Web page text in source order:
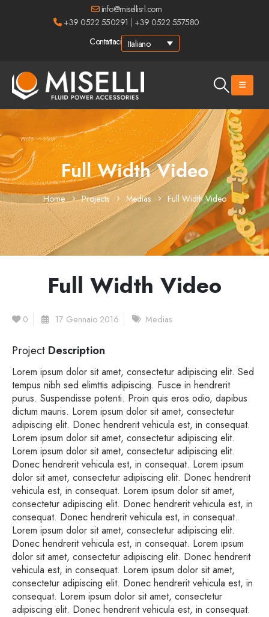
info@misellisrl.com
+39 0522 550291
+39 0522 557580
Contattaci Italiano
Full Width Video
Home Projects Medias Full Width Video
Full Width Video
0 17 Gennaio 2016 Medias
Project Description
Lorem ipsum dolor sit amet, consectetur adipiscing elit. Sed
tempus nibh sed elimttis adipiscing. Fusce in hendrerit
purus. Suspendisse potenti. Proin quis eros odio, dapibus
dictum mauris. Lorem ipsum dolor sit amet, consectetur
adipiscing elit. Donec hendrerit vehicula est, in consequat.
Lorem ipsum dolor sit amet, consectetur adipiscing elit.
Lorem ipsum dolor sit amet, consectetur adipiscing elit.
Donec hendrerit vehicula est, in consequat. Lorem ipsum
dolor sit amet, consectetur adipiscing elit. Donec hendrerit
vehicula est, in consequat. Lorem ipsum dolor sit amet,
consectetur adipiscing elit. Donec hendrerit vehicula est, in
consequat. Donec hendrerit vehicula est, in consequat.
Lorem ipsum dolor sit amet, consectetur adipiscing elit.
Donec hendrerit vehicula est, in consequat. Lorem ipsum
dolor sit amet, consectetur adipiscing elit. Donec hendrerit
vehicula est, in consequat. Lorem ipsum dolor sit amet,
consectetur adipiscing elit. Donec hendrerit vehicula est, in
consequat. Lorem ipsum dolor sit amet, consectetur
adipiscing elit. Donec hendrerit vehicula est, in consequat.